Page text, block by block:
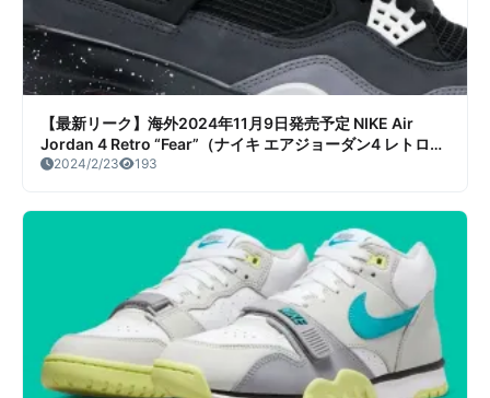
【最新リーク】海外2024年11月9日発売予定 NIKE Air
Jordan 4 Retro “Fear”（ナイキ エアジョーダン4 レトロ
“フィアー”） リーク情報まとめ
2024/2/23 193